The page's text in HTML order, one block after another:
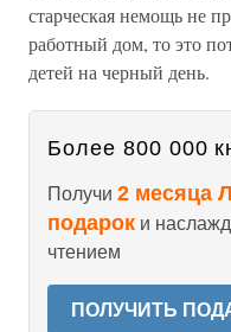
старческая немощь не
работный дом, то это
детей на черный день.
Более 800 000
Получи 2 месяца
подарок и
чтением
ПОЛУЧИТЬ